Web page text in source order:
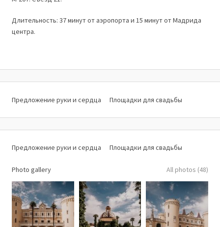
Длительность: 37 минут от аэропорта и 15 минут от Мадрида
центра.
Предложение руки и сердца Площадки для свадьбы
Предложение руки и сердца Площадки для свадьбы
Photo gallery All photos (48)